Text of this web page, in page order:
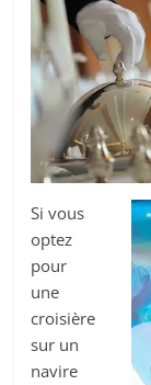
Si vous
optez
pour
une
croisière
sur un
navire